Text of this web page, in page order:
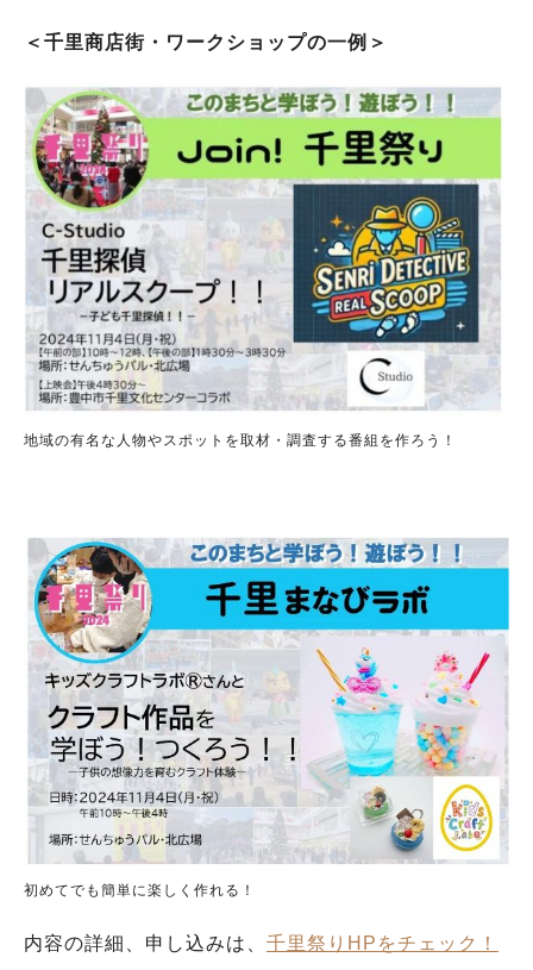
＜千里商店街・ワークショップの一例＞
地域の有名な人物やスポットを取材・調査する番組を作ろう！
初めてでも簡単に楽しく作れる！
内容の詳細、申し込みは、 千里祭りHPをチェック！